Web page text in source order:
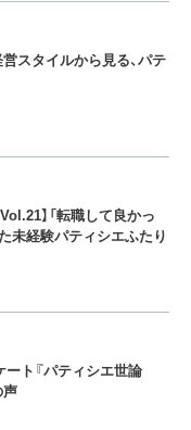
スタイルから見る、パテ
】「転職して良かっ
未経験パティシエふたり
ト『パティシエ世論
声